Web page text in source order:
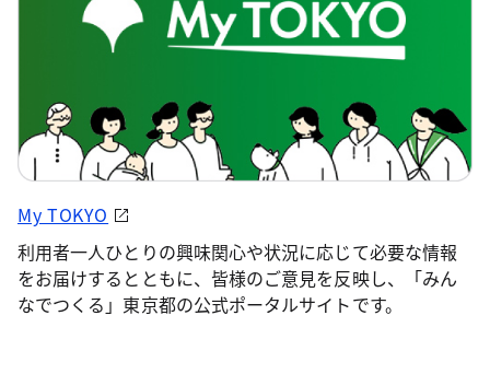
My TOKYO
利用者一人ひとりの興味関心や状況に応じて必要な情報
をお届けするとともに、皆様のご意見を反映し、「みん
なでつくる」東京都の公式ポータルサイトです。